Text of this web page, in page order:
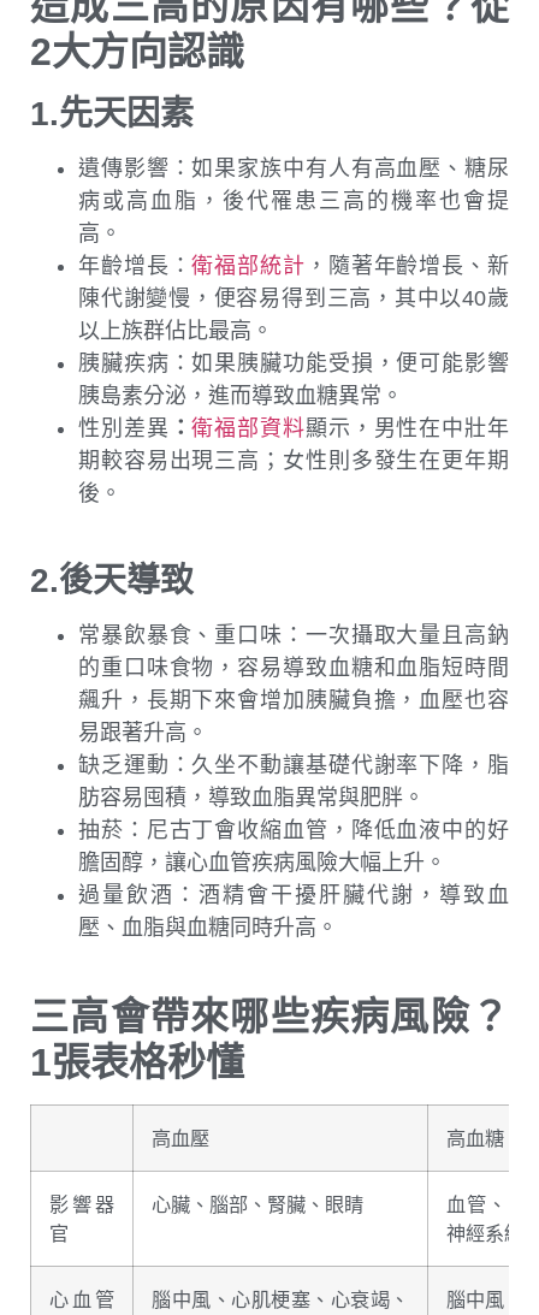
2大方向認識
1.先天因素
遺傳影響：如果家族中有人有高血壓、糖尿
病或高血脂，後代罹患三高的機率也會提
高。
年齡增長：衛福部統計 ，隨著年齡增長、新
陳代謝變慢，便容易得到三高，其中以40歲
以上族群佔比最高。
胰臟疾病：如果胰臟功能受損，便可能影響
胰島素分泌，進而導致血糖異常。
性別差異 ：衛福部資料顯示，男性在中壯年
期較容易出現三高；女性則多發生在更年期
後。
2.後天導致
常暴飲暴食、重口味：一次攝取大量且高鈉
的重口味食物，容易導致血糖和血脂短時間
飆升，長期下來會增加胰臟負擔，血壓也容
易跟著升高。
缺乏運動：久坐不動讓基礎代謝率下降，脂
肪容易囤積，導致血脂異常與肥胖。
抽菸：尼古丁會收縮血管，降低血液中的好
膽固醇，讓心血管疾病風險大幅上升。
過量飲酒：酒精會干擾肝臟代謝，導致血
壓、血脂與血糖同時升高。
三高會帶來哪些疾病風險？
1張表格秒懂
高血壓 高血糖
影響器
官
心臟、腦部、腎臟、眼睛
血管、腎
神經系統
心血管
腦中風、心肌梗塞、心衰竭、
腦中風、